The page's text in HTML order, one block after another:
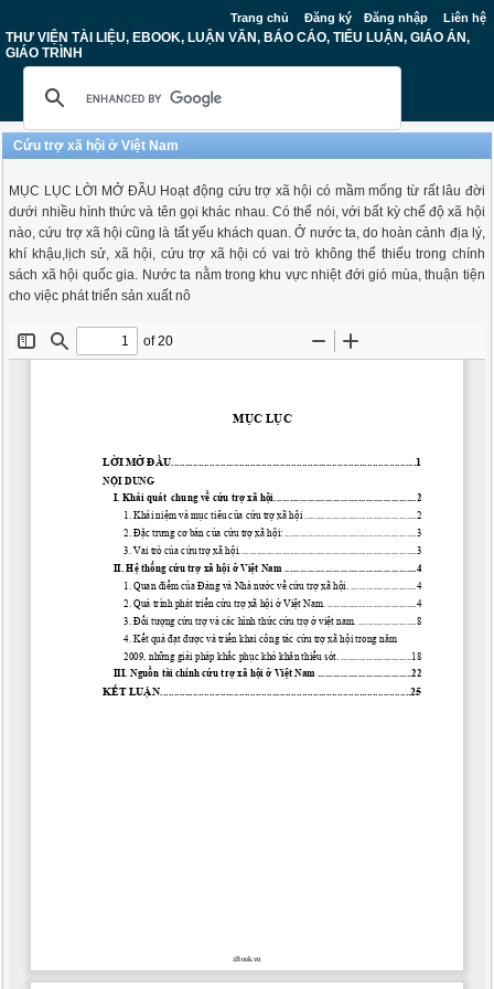
Trang chủ Đăng ký Đăng nhập Liên hệ
THƯ VIỆN TÀI LIỆU, EBOOK, LUẬN VĂN, BÁO CÁO, TIỂU LUẬN, GIÁO ÁN,
GIÁO TRÌNH
Cứu trợ xã hội ở Việt Nam
MỤC LỤC LỜI MỞ ĐẦU Hoạt động cứu trợ xã hội có mầm mống từ rất lâu đời
dưới nhiều hình thức và tên gọi khác nhau. Có thể nói, với bất kỳ chế độ xã hội
nào, cứu trợ xã hội cũng là tất yếu khách quan. Ở nước ta, do hoàn cảnh địa lý,
khí khậu,lịch sử, xã hội, cứu trợ xã hội có vai trò không thể thiếu trong chính
sách xã hội quốc gia. Nước ta nằm trong khu vực nhiệt đới gió mùa, thuận tiện
cho việc phát triển sản xuất nô